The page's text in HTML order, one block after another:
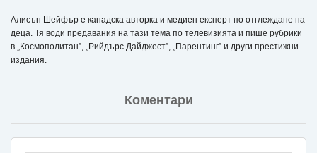
Алисън Шейфър е канадска авторка и медиен експерт по отглеждане на
деца. Тя води предавания на тази тема по телевизията и пише рубрики
в „Космополитан”, „Рийдърс Дайджест”, „Парентинг” и други престижни
издания.
Коментари